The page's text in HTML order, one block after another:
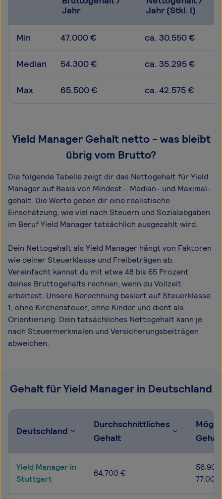
Jahr
Jahr (Stkl. I)
Min 47.000 € ca. 30.550 €
Median 54.300 € ca. 35.295 €
Max 65.500 € ca. 42.575 €
Yield Manager Gehalt netto - was bleibt
übrig vom Brutto?
Die folgende Tabelle zeigt dir das Netto­gehalt für Yield
Manager auf Basis von Mindest-, Median- und Maximal­
gehalt. Die Werte geben dir eine realistische
Einschätzung, wie viel nach Steuern und Sozialabgaben
im Beruf Yield Manager tatsächlich ausgezahlt wird.
Dein Nettogehalt als Yield Manager hängt von Faktoren
wie deiner Steuerklasse und Freibeträgen ab.
Vereinfacht kannst du mit etwa 48 bis 65 Prozent
deines Bruttogehalts rechnen, wenn du Vollzeit
arbeitest. Unsere Berechnung basiert auf Steuerklasse
1, ohne Kirchensteuer, ohne Kinder und dient als
Orientierung. Dein tatsächliches Nettogehalt kann je
nach Steuermerkmalen und Versicherungsbeiträgen
abweichen.
Gehalt für Yield Manager in Deutschland
Deutschland
Durchschnittliches
Gehalt
Yield Manager in
Stuttgart
64.700 €